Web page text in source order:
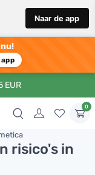
Naar de app
app
EUR
0
risico's in